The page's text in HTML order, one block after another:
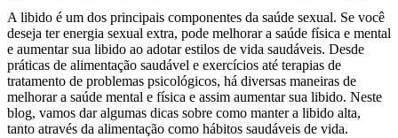
A libido é um dos principais componentes da saúde sexual. Se você
deseja ter energia sexual extra, pode melhorar a saúde física e mental
e aumentar sua libido ao adotar estilos de vida saudáveis. Desde
práticas de alimentação saudável e exercícios até terapias de
tratamento de problemas psicológicos, há diversas maneiras de
melhorar a saúde mental e física e assim aumentar sua libido. Neste
blog, vamos dar algumas dicas sobre como manter a libido alta,
tanto através da alimentação como hábitos saudáveis de vida.